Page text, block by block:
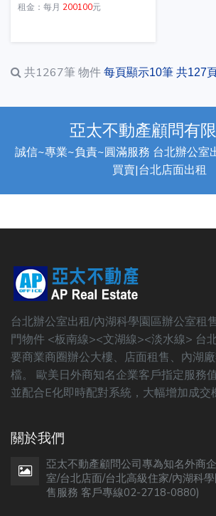
租金：每月 200100元
共1267筆 物件 每頁顯示10筆 共127頁
亞太不動產顧問有
誠信~專業~負責~圓滿服務 台北辦公室
買賣|台北店面出租
台北辦公室出租/內湖科學園區辦公室租
門物件 <板南線><文湖線><淡水線> 台
要商業商圈辦公大樓、店面租售、內湖
檔。 歐美日外商知名企業客戶指定服務
並配合E化即時配對系統，大幅增加成交
關於我們
亞太不動產顧問公司專為知名外商
室/台北店面/台北高級住家/內湖科
售服務 客戶專線02-2718-0880)